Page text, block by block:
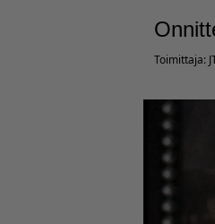
Toimittaja: